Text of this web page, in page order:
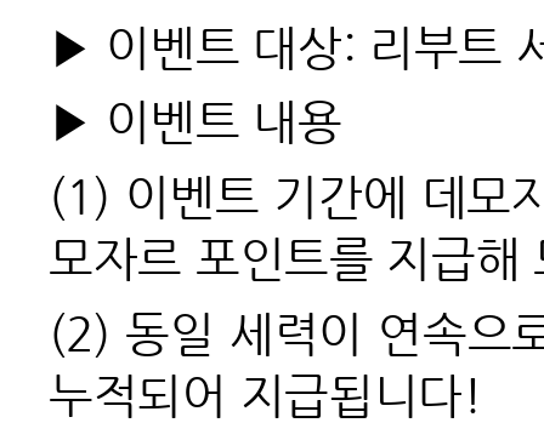
▶ 이벤트 대상: 리부트
▶ 이벤트 내용
(1) 이벤트 기간에 데모
모자르 포인트를 지급해
(2) 동일 세력이 연속으
누적되어 지급됩니다!